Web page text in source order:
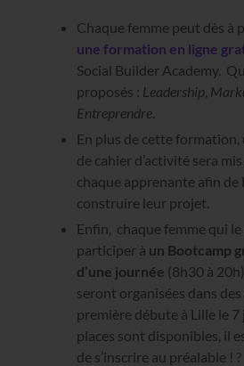
Chaque femme peut dès à
une formation en ligne
Social Builder Academy.
proposés : Leadership,
Entreprendre.
En plus de cette formation,
de cahier d’activité sera
chaque apprenante afin de
construire leur projet.
Enfin, chaque femme qui
participer à un Bootcamp
d’une journée (8h30 à
seront organisées dans
première débute à Lille le
places sont disponibles, il
de s’inscrire au préalable ! ?